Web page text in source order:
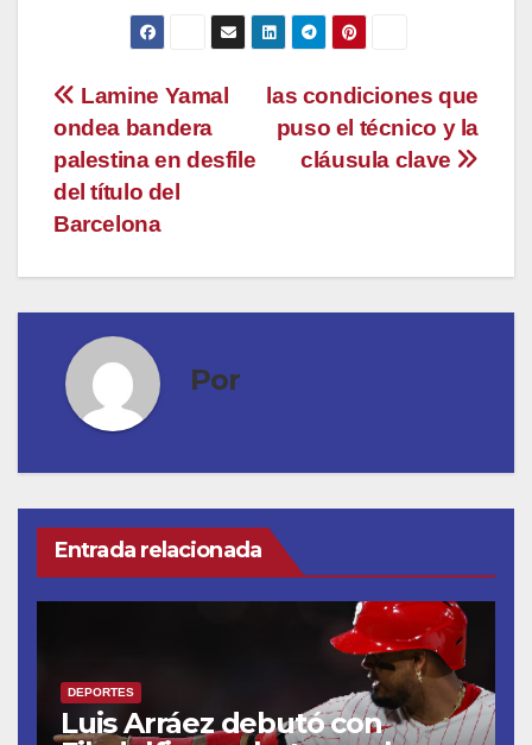
Navegación
de
entradas
las condiciones que
puso el técnico y la
cláusula clave
Lamine Yamal
ondea bandera
palestina en desfile
del título del
Barcelona
Por
Entrada relacionada
DEPORTES
Luis Arráez debutó con